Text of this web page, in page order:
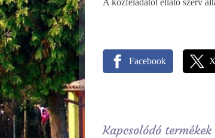
A közfeladatot ellátó szerv
Facebook X
Kapcsolódó termékek